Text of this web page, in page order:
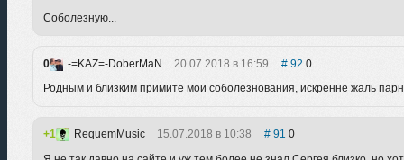
Соболезную...
0 -=KAZ=-DoberMaN 20.07.2018 в 16:59 92 0
Родным и близким примите мои соболезнования, искренне жаль
1 RequemMusic 15.07.2018 в 10:38 91 0